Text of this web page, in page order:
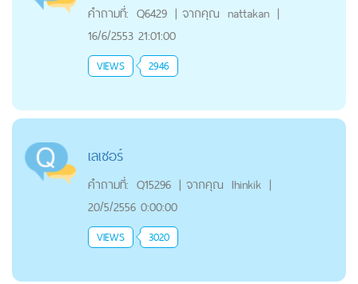
คำถามที่: Q6429 | จากคุณ nattakan |
16/6/2553 21:01:00
VIEWS 2946
เลเซอร์
คำถามที่: Q15296 | จากคุณ Ihinkik |
20/5/2556 0:00:00
VIEWS 3020